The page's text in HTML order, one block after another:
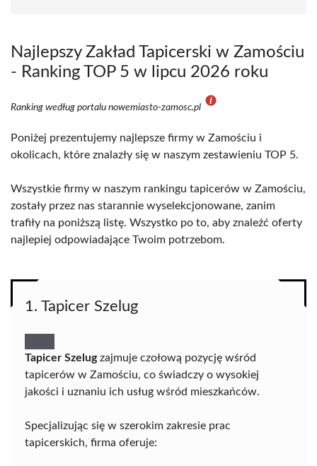
Najlepszy Zakład Tapicerski w Zamościu
- Ranking TOP 5 w lipcu 2026 roku
Ranking według portalu nowemiasto-zamosc.pl
Poniżej prezentujemy najlepsze firmy w Zamościu i
okolicach, które znalazły się w naszym zestawieniu TOP 5.
Wszystkie firmy w naszym rankingu tapicerów w Zamościu,
zostały przez nas starannie wyselekcjonowane, zanim
trafiły na poniższą listę. Wszystko po to, aby znaleźć oferty
najlepiej odpowiadające Twoim potrzebom.
1. Tapicer Szelug
Tapicer Szelugzajmuje czołową pozycję wśród
tapicerów w Zamościu, co świadczy o wysokiej
jakości i uznaniu ich usług wśród mieszkańców.
Specjalizując się w szerokim zakresie prac
tapicerskich, firma oferuje: